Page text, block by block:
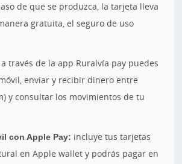
de que se produzca, la tarjeta lleva
gratuita, el seguro de uso
a través de la app Ruralvía pay puedes
enviar y recibir dinero entre
y consultar los movimientos de tu
con Apple Pay: incluye tus tarjetas
en Apple wallet y podrás pagar en